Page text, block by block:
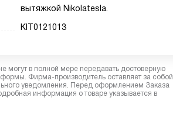
вытяжкой Nikolatesla.
KIT0121013
могут в полной мере передавать достоверную
Фирма-производитель оставляет за собой
уведомления. Перед оформлением Заказа
информация о товаре указывается в